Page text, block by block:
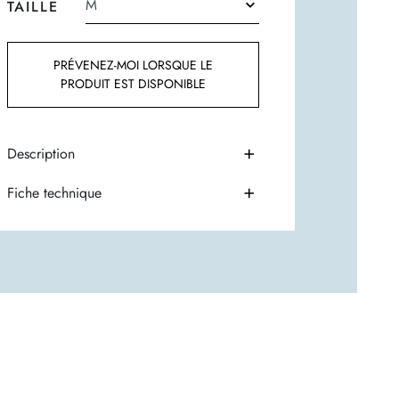
TAILLE
PRÉVENEZ-MOI LORSQUE LE
PRODUIT EST DISPONIBLE
Description
Fiche technique